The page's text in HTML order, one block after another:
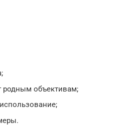
родным объективам;